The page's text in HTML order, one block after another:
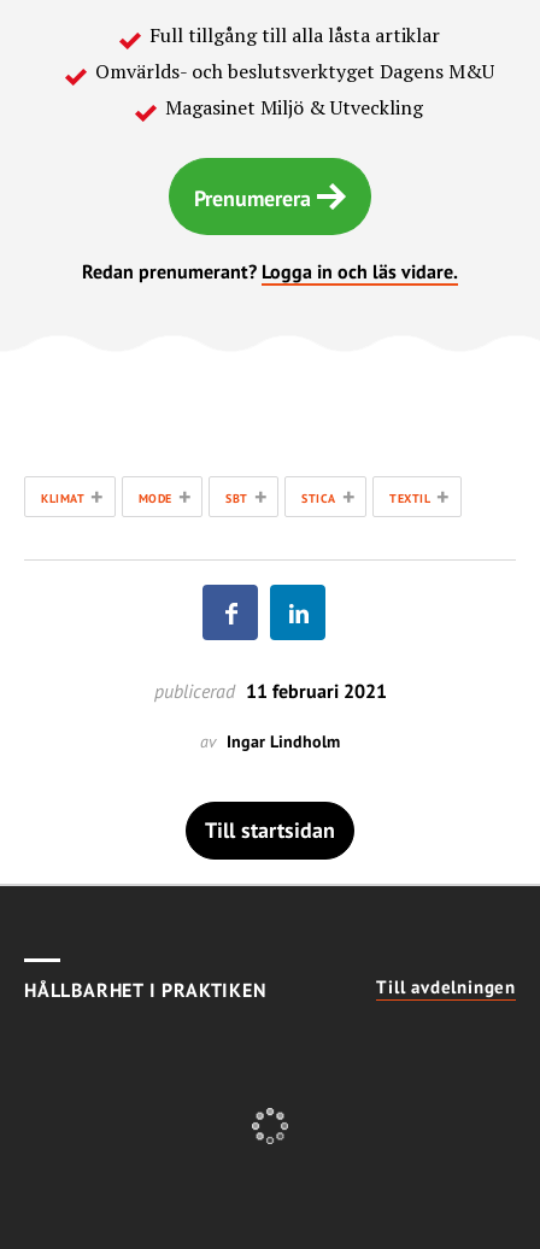
Full tillgång till alla låsta artiklar
Omvärlds- och beslutsverktyget Dagens M&U
Magasinet Miljö & Utveckling
Prenumerera
Redan prenumerant? Logga in och läs vidare.
KLIMAT + MODE + SBT + STICA + TEXTIL +
publicerad 11 februari 2021
av Ingar Lindholm
Till startsidan
HÅLLBARHET I PRAKTIKEN Till avdelningen